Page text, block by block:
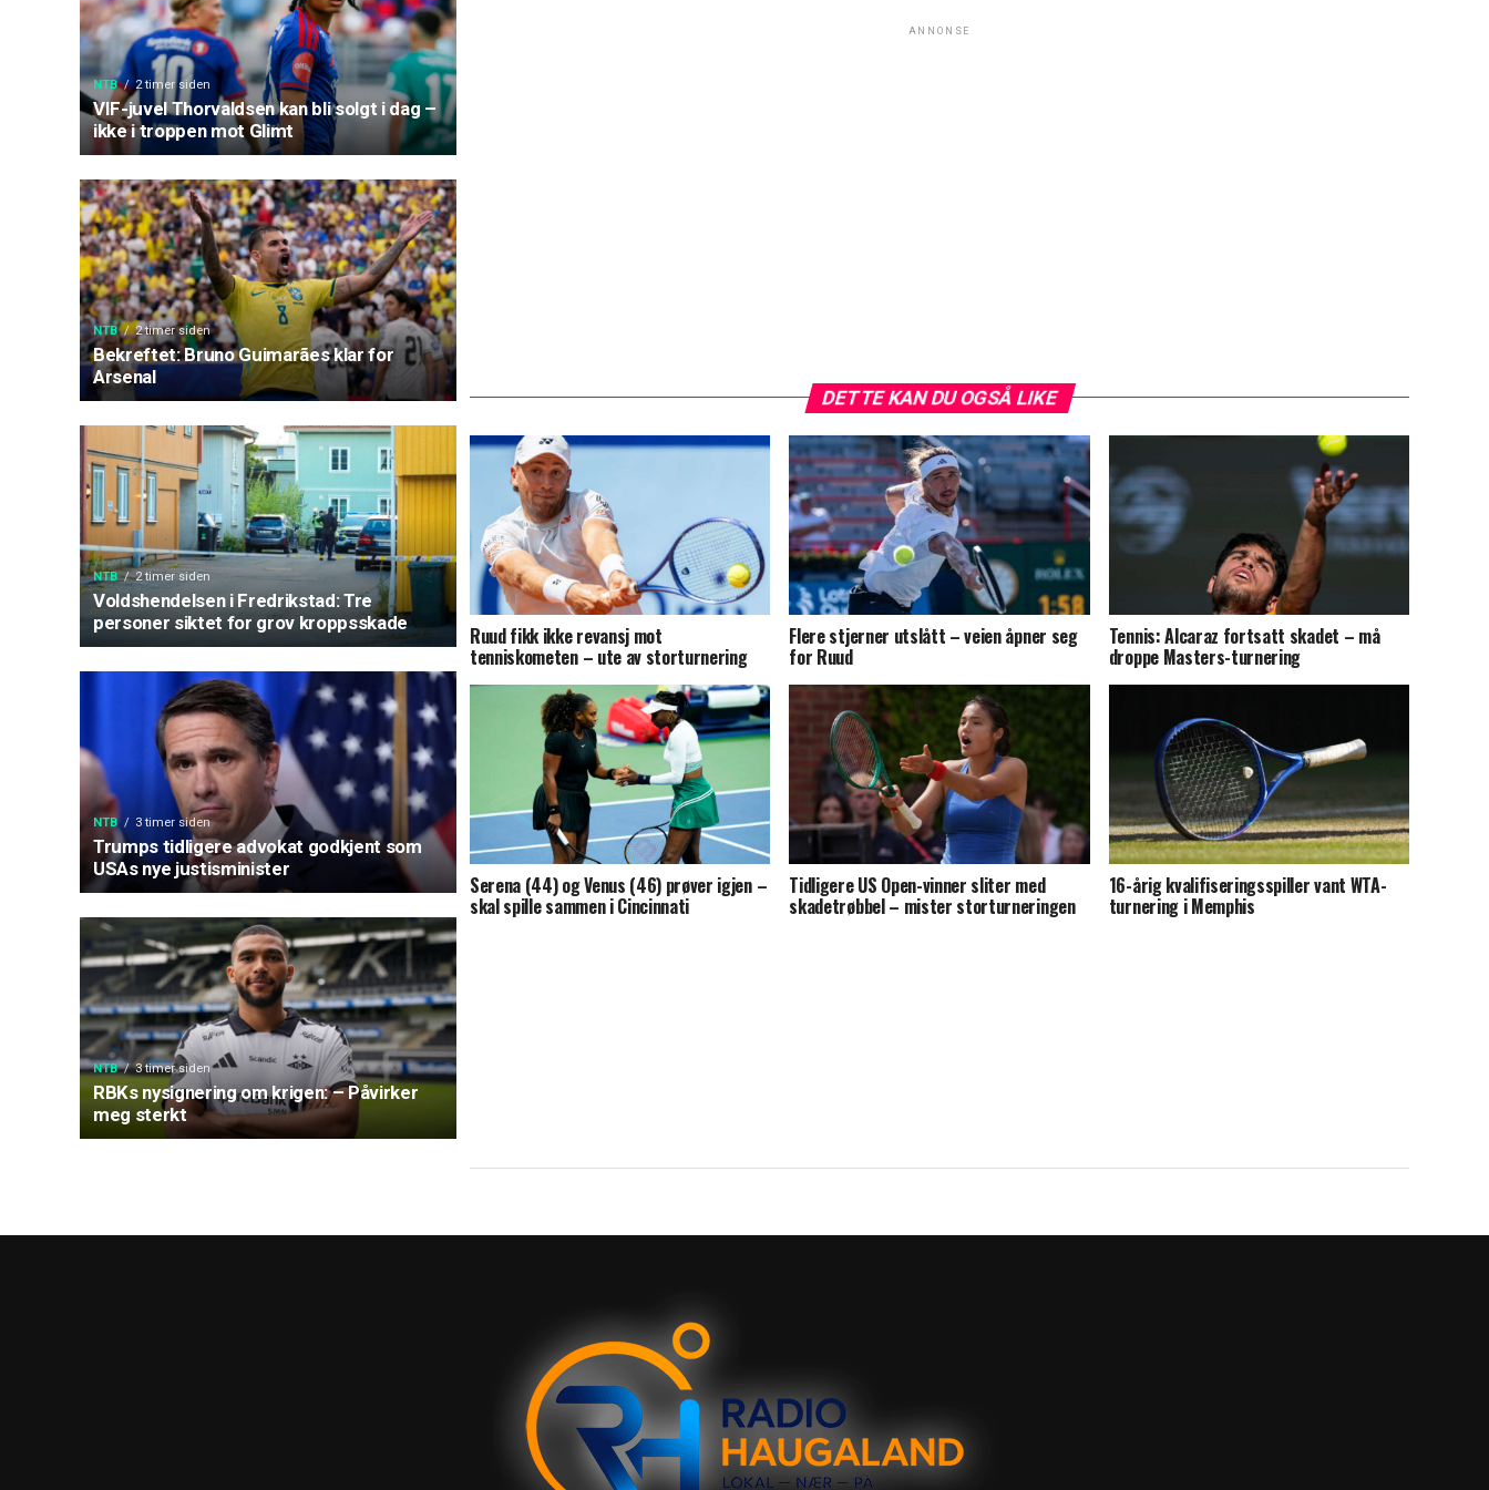
NTB 2 timer siden
VIF-juvel Thorvaldsen kan bli solgt i dag –
ikke i troppen mot Glimt
NTB 2 timer siden
Bekreftet: Bruno Guimarães klar for
Arsenal
NTB 2 timer siden
Voldshendelsen i Fredrikstad: Tre
personer siktet for grov kroppsskade
NTB 3 timer siden
Trumps tidligere advokat godkjent som
USAs nye justisminister
NTB 3 timer siden
RBKs nysignering om krigen: – Påvirker
meg sterkt
ANNONSE
DETTE KAN DU OGSÅ LIKE
Ruud fikk ikke revansj mot
tenniskometen – ute av storturnering
Flere stjerner utslått – veien åpner seg
for Ruud
Tennis: Alcaraz fortsatt skadet – må
droppe Masters-turnering
Serena (44) og Venus (46) prøver igjen –
skal spille sammen i Cincinnati
Tidligere US Open-vinner sliter med
skadetrøbbel – mister storturneringen
16-årig kvalifiseringsspiller vant WTA-
turnering i Memphis